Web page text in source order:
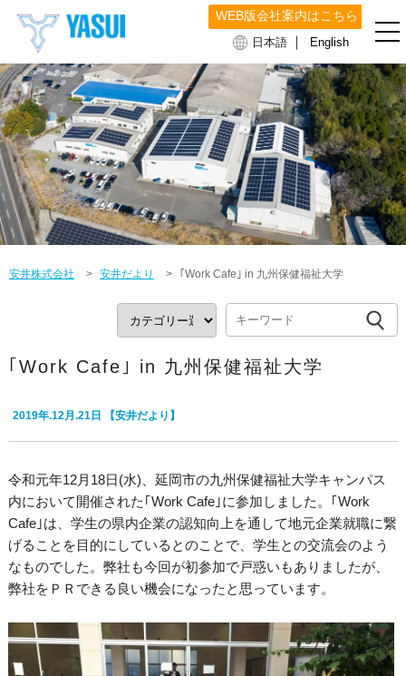
日本語 ｜ English
WEB版会社案内はこちら
安井株式会社 > 安井だより > ｢Work Cafe｣ in 九州保健福祉大学
｢Work Cafe｣ in 九州保健福祉大学
2019年.12月.21日 【安井だより】
令和元年12月18日(水)、延岡市の九州保健福祉大学キャンパス
内において開催された｢Work Cafe｣に参加しました。｢Work
Cafe｣は、学生の県内企業の認知向上を通して地元企業就職に繋
げることを目的にしているとのことで、学生との交流会のよう
なものでした。弊社も今回が初参加で戸惑いもありましたが、
弊社をＰＲできる良い機会になったと思っています。